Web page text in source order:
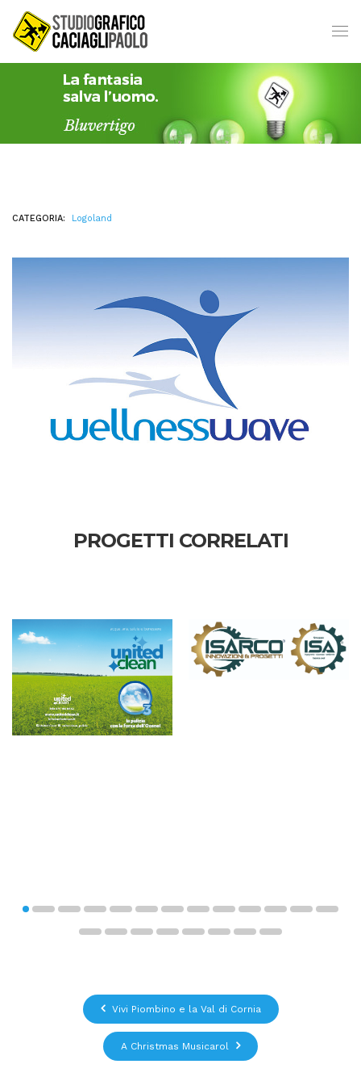
CATEGORIA: Logoland
PROGETTI CORRELATI
Vivi Piombino e la Val di Cornia
A Christmas Musicarol